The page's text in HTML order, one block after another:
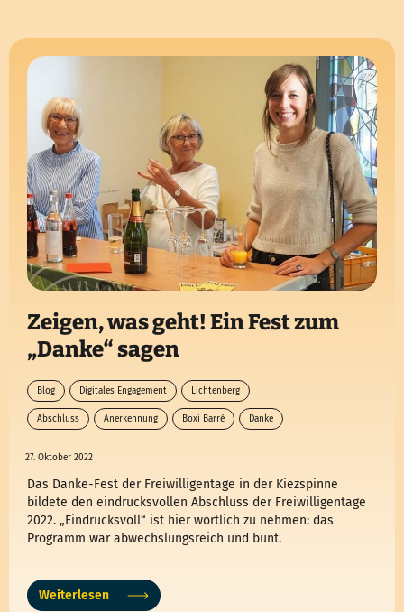
Zeigen, was geht! Ein Fest zum
„Danke“ sagen
Blog Digitales Engagement Lichtenberg
Abschluss Anerkennung Boxi Barré Danke
27. Oktober 2022
Das Danke-Fest der Freiwilligentage in der Kiezspinne
bildete den eindrucksvollen Abschluss der Freiwilligentage
2022. „Eindrucksvoll“ ist hier wörtlich zu nehmen: das
Programm war abwechslungsreich und bunt.
Weiterlesen